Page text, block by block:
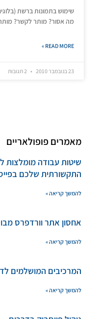
שימוש בתמונות ברשת
מה אסור? מותר לקשר?
READ MORE »
23 בנובמבר 2010
מאמרים פופולאריים
שיטות עבודה מומלצות
התקשורתית שלכם
להמשך קריאה »
אחסון אתר וורדפרס
להמשך קריאה »
המרכיבים המושלמים
להמשך קריאה »